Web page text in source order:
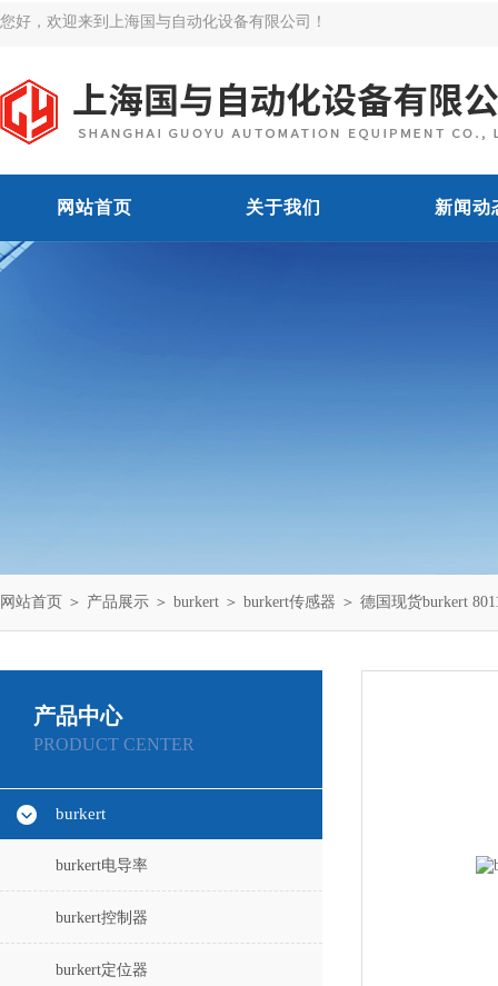
您好，欢迎来到上海国与自动化设备有限公司！
网站首页 关于我们 新闻动
网站首页 ＞ 产品展示 ＞ burkert ＞ burkert传感器 ＞ 德国现货burkert
产品中心
PRODUCT CENTER
burkert
burkert电导率
burkert控制器
burkert定位器